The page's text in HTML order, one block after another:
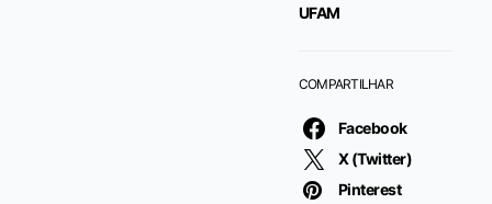
UFAM
COMPARTILHAR
Facebook
X (Twitter)
Pinterest